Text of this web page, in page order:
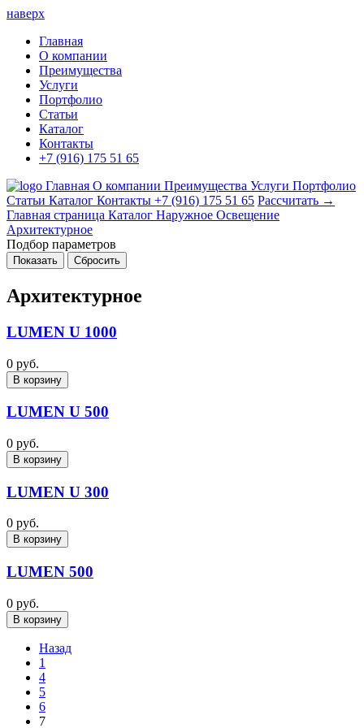
наверх
Главная
О компании
Преимущества
Услуги
Портфолио
Статьи
Каталог
Контакты
+7 (916) 175 51 65
Главная О компании Преимущества Услуги Портфолио
Статьи Каталог Контакты +7 (916) 175 51 65 Рассчитать →
Главная страница Каталог Наружное Освещение
Архитектурное
Подбор параметров
Архитектурное
LUMEN U 1000
0 руб.
В корзину
LUMEN U 500
0 руб.
В корзину
LUMEN U 300
0 руб.
В корзину
LUMEN 500
0 руб.
В корзину
Назад
1
4
5
6
7